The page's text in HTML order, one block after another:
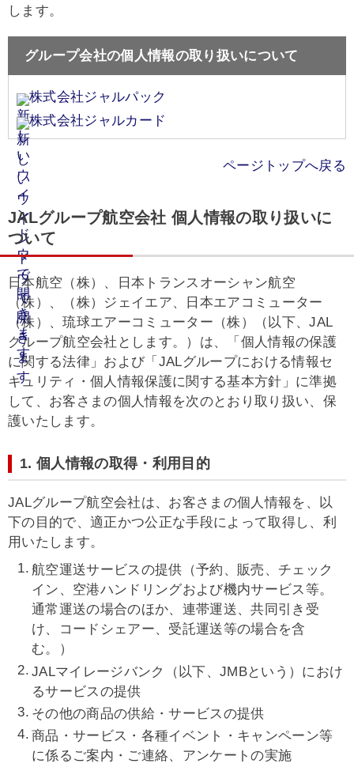
します。
グループ会社の個人情報の取り扱いについて
株式会社ジャルパック
株式会社ジャルカード
ページトップへ戻る
JALグループ航空会社 個人情報の取り扱いに
ついて
日本航空（株）、日本トランスオーシャン航空
（株）、（株）ジェイエア、日本エアコミューター
（株）、琉球エアーコミューター（株）（以下、JAL
グループ航空会社とします。）は、「個人情報の保護
に関する法律」および「JALグループにおける情報セ
キュリティ・個人情報保護に関する基本方針」に準拠
して、お客さまの個人情報を次のとおり取り扱い、保
護いたします。
1. 個人情報の取得・利用目的
JALグループ航空会社は、お客さまの個人情報を、以
下の目的で、適正かつ公正な手段によって取得し、利
用いたします。
航空運送サービスの提供（予約、販売、チェック
イン、空港ハンドリングおよび機内サービス等。
通常運送の場合のほか、連帯運送、共同引き受
け、コードシェアー、受託運送等の場合を含
む。）
JALマイレージバンク（以下、JMBという）におけ
るサービスの提供
その他の商品の供給・サービスの提供
商品・サービス・各種イベント・キャンペーン等
に係るご案内・ご連絡、アンケートの実施